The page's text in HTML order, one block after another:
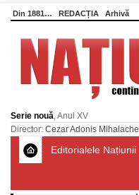
Din 1881… REDACȚIA Arhivă
Serie nouă, Anul XV
Director: Cezar Adonis Mihalache
Editorialele Națiunii